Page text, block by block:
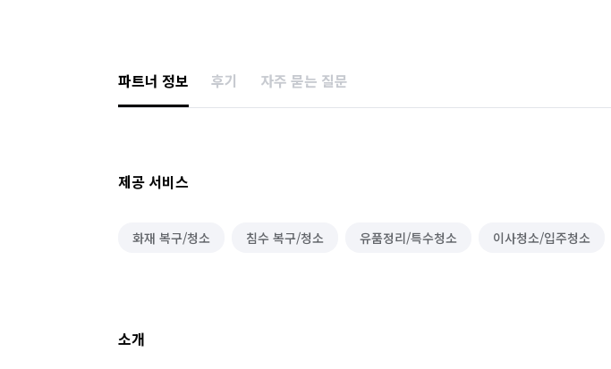
파트너 정보 후기 자주 묻는 질문
제공 서비스
화재 복구/청소 침수 복구/청소 유품정리/특수청소 이사청소/입주청소
소개